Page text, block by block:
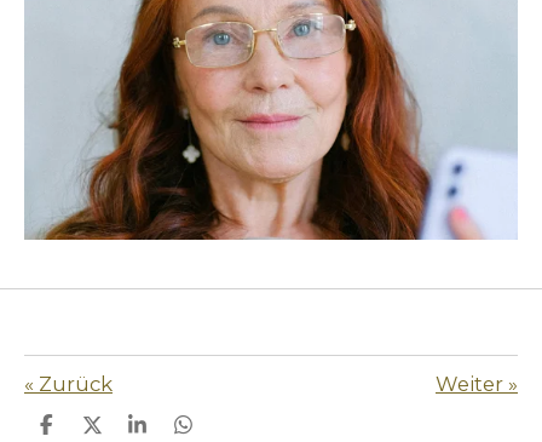
« Zurück Weiter »
T
T
T
T